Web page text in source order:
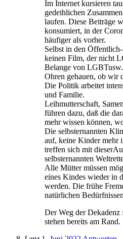
Im Internet kursieren
gedeihlichen
laufen. Diese Beiträge
konsumiert, in der
häufiger als vorher.
Selbst in den
keinen Film, der nicht
Belange von
Ohren gehauen, ob wir
Die Politik arbeitet
und Familie.
Leihmutterschaft,
führen dazu, daß die
mehr wissen können,
Die selbsternannten
auf, keine Kinder mehr
treffen sich mit
selbsternannten
Alle Mütter müssen
eines Kindes wieder in
werden. Die frühe
natürlichen
Der Weg der
stehen bereits am Rand.